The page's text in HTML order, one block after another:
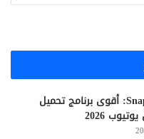
تحميل SnapTube VIP: أقوى برنامج تحميل